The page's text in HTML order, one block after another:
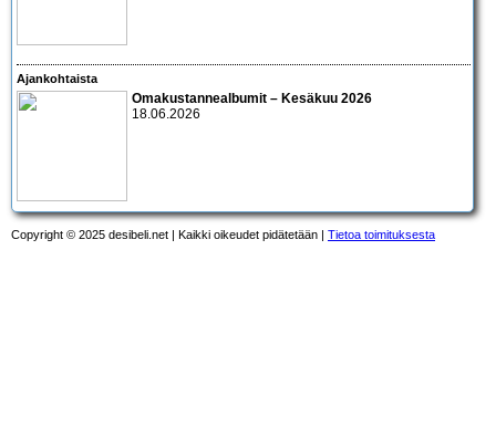
Ajankohtaista
Omakustannealbumit – Kesäkuu 2026
18.06.2026
Copyright © 2025 desibeli.net | Kaikki oikeudet pidätetään | Tietoa toimituksesta